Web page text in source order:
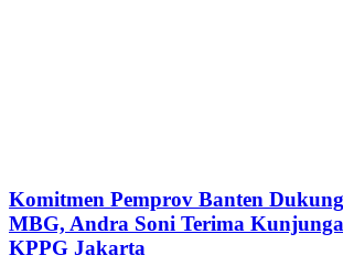
Komitmen Pemprov Banten
MBG, Andra Soni Terima
KPPG Jakarta